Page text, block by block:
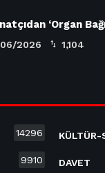
‘Organ
2026 1,104
14296
9910
KÜLTÜR-
DAVET